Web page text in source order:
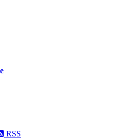
RSS